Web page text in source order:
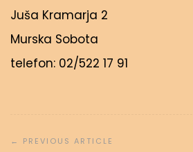
Juša Kramarja 2
Murska Sobota
telefon: 02/522 17 91
prispevka